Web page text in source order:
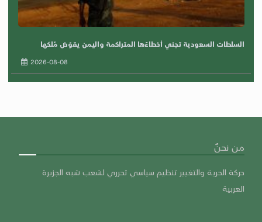
السلطات السعودية تجني أخطاءًها المتراكمة واليمن يقوّض مُلكها
2026-08-08
من نحنٌ
حركة الحرية والتغيير تنظيم سياسي تحرري لشعب شبه الجزيرة
العربية